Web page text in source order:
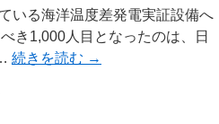
いる海洋温度差発電実証設備へ
き1,000人目となったのは、日
続きを読む →